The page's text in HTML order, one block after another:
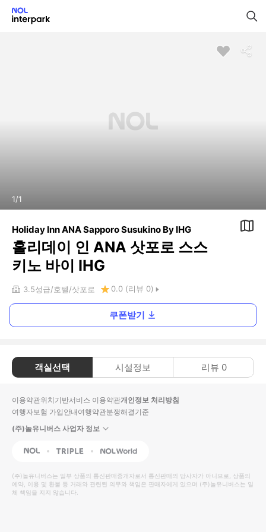
1/1
Holiday Inn ANA Sapporo Susukino By IHG
홀리데이 인 ANA 삿포로 스스
키노 바이 IHG
3.5성급 호텔 삿포로 0.0 (리뷰 0)
쿠폰받기
객실선택 시설정보 리뷰 0
이용약관위치기반서비스 이용약관개인정보 처리방침
여행자보험 가입안내여행약관분쟁해결기준
(주)놀유니버스 사업자 정보
NOL Triple Interpark Global
(주)놀유니버스는 일부 상품의 통신판매중개자로서 통신판매의 당사자가 아니므로, 상품의
예약, 이용 및 환불 등 거래와 관련된 의무와 책임은 판매자에게 있으며 (주)놀유니버스는 일
체 책임을 지지 않습니다.